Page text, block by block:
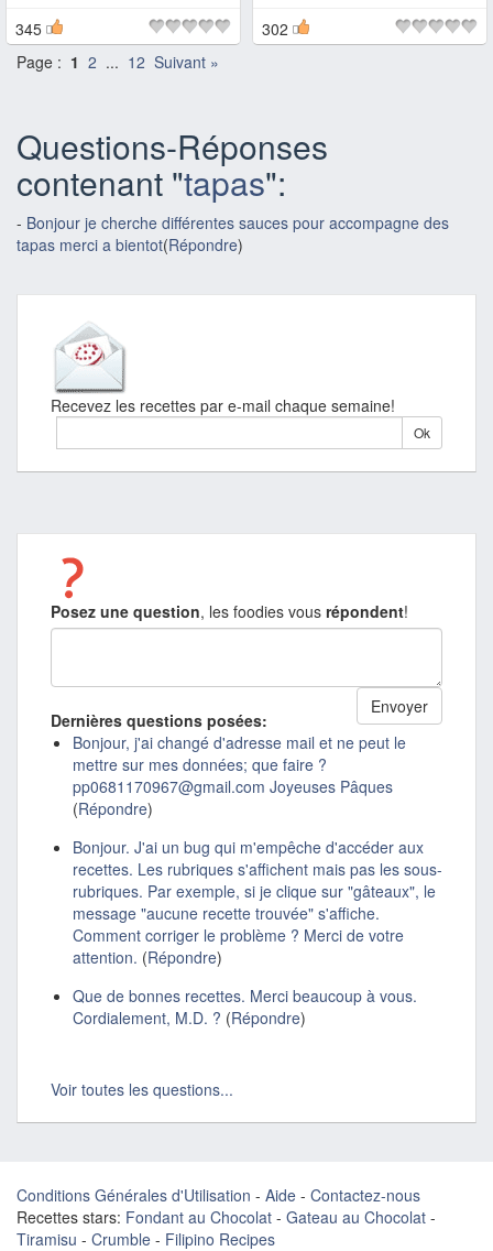
345
302
Page : 1 2 ... 12 Suivant »
Questions-Réponses
contenant "tapas":
- Bonjour je cherche différentes sauces pour accompagne des
tapas merci a bientot(Répondre)
Recevez les recettes par e-mail chaque semaine!
Posez une question, les foodies vous répondent!
Dernières questions posées:
Bonjour, j'ai changé d'adresse mail et ne peut le
mettre sur mes données; que faire ?
pp0681170967@gmail.com Joyeuses Pâques
(Répondre)
Bonjour. J'ai un bug qui m'empêche d'accéder aux
recettes. Les rubriques s'affichent mais pas les sous-
rubriques. Par exemple, si je clique sur "gâteaux", le
message "aucune recette trouvée" s'affiche.
Comment corriger le problème ? Merci de votre
attention. (Répondre)
Que de bonnes recettes. Merci beaucoup à vous.
Cordialement, M.D. ? (Répondre)
Voir toutes les questions...
Conditions Générales d'Utilisation - Aide - Contactez-nous
Recettes stars: Fondant au Chocolat - Gateau au Chocolat -
Tiramisu - Crumble - Filipino Recipes